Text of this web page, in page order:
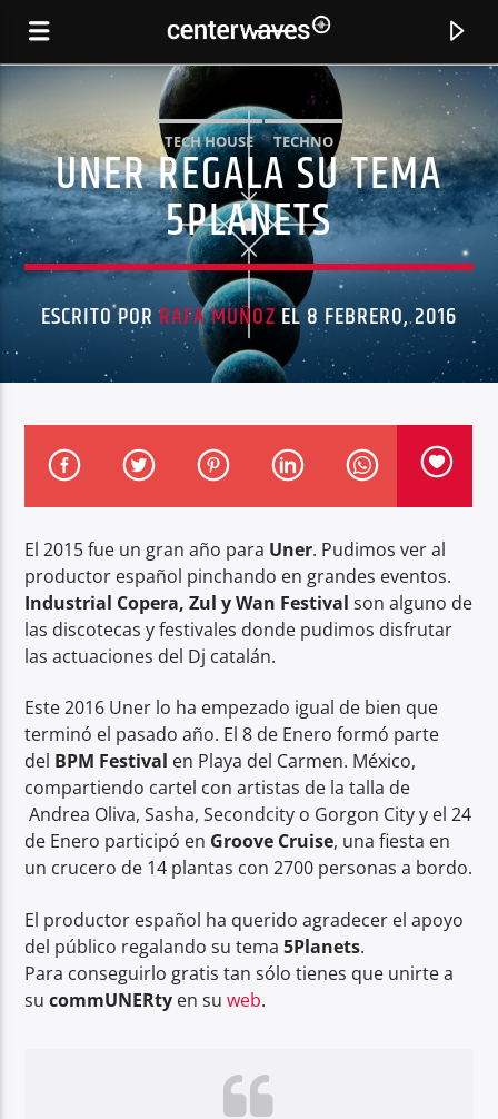
SOLITARY DAZE
MACEO PLEX-2C GABRIEL ANANDA
Center Waves
TECH HOUSE TECHNO
UNER REGALA SU TEMA
5PLANETS
ESCRITO PORRAFA MUÑOZEL 8 FEBRERO, 2016
El 2015 fue un gran año para Uner. Pudimos ver al
productor español pinchando en grandes eventos.
Industrial Copera, Zul y Wan Festival son alguno de
las discotecas y festivales donde pudimos disfrutar
las actuaciones del Dj catalán.
Este 2016 Uner lo ha empezado igual de bien que
terminó el pasado año. El 8 de Enero formó parte
del BPM Festival en Playa del Carmen. México,
compartiendo cartel con artistas de la talla de
Andrea Oliva, Sasha, Secondcity o Gorgon City y el 24
de Enero participó en Groove Cruise, una fiesta en
un crucero de 14 plantas con 2700 personas a bordo.
El productor español ha querido agradecer el apoyo
del público regalando su tema 5Planets.
Para conseguirlo gratis tan sólo tienes que unirte a
sucommUNERty en su web.